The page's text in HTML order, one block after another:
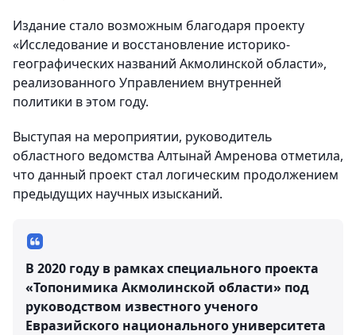
Издание стало возможным благодаря проекту
«Исследование и восстановление историко-
географических названий Акмолинской области»,
реализованного Управлением внутренней
политики в этом году.
Выступая на мероприятии, руководитель
областного ведомства Алтынай Амренова отметила,
что данный проект стал логическим продолжением
предыдущих научных изысканий.
В 2020 году в рамках специального проекта
«Топонимика Акмолинской области» под
руководством известного ученого
Евразийского национального университета